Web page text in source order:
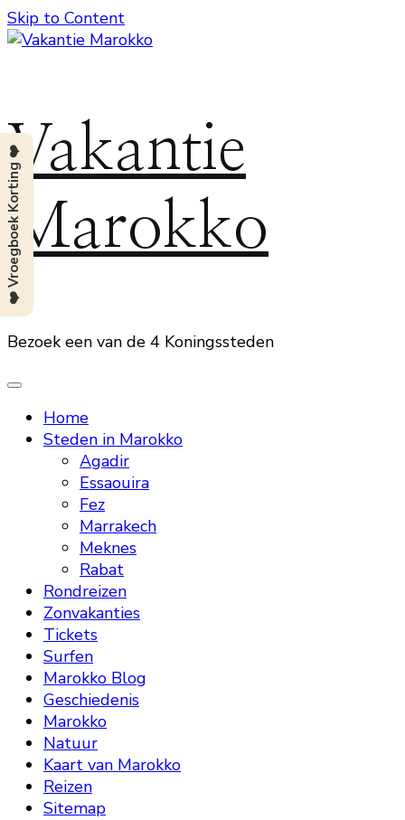
Skip to Content
Vakantie
Marokko
Bezoek een van de 4 Koningssteden
Home
Steden in Marokko
Agadir
Essaouira
Fez
Marrakech
Meknes
Rabat
Rondreizen
Zonvakanties
Tickets
Surfen
Marokko Blog
Geschiedenis
Marokko
Natuur
Kaart van Marokko
Reizen
Sitemap
❤️ Vroegboek Korting ❤️